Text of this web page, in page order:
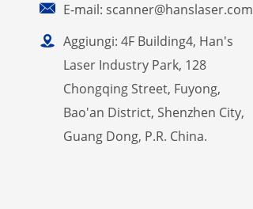
 E-mail: scanner@hanslaser.com
 Aggiungi: 4F Building4, Han's
Laser Industry Park, 128
Chongqing Street, Fuyong,
Bao'an District, Shenzhen City,
Guang Dong, P.R. China.